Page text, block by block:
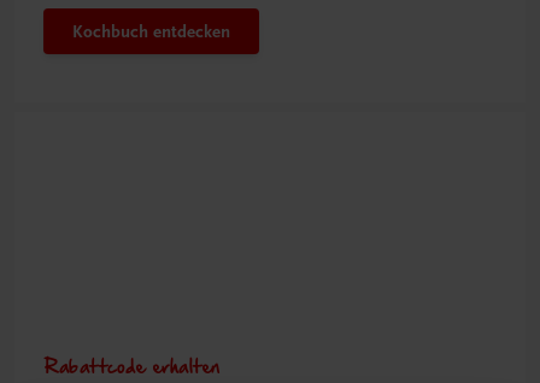
Kochbuch entdecken
Rabattcode erhalten